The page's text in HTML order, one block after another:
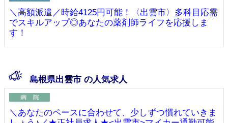
＼高額派遣／時給4125円可能！〈出雲市〉多科目応需
でスキルアップ◎あなたの薬剤師ライフを応援しま
す！
島根県出雲市 の人気求人
＼あなたのペースに合わせて、少しずつ慣れていきま